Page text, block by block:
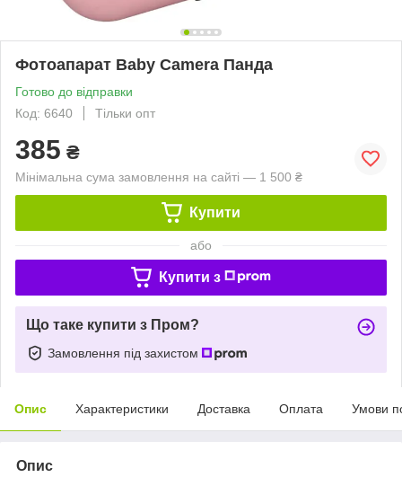
Фотоапарат Baby Camera Панда
Готово до відправки
Код: 6640
Тільки опт
385 ₴
Мінімальна сума замовлення на сайті — 1 500 ₴
Купити
або
Купити з
Що таке купити з Пром?
Замовлення під захистом
Опис Характеристики Доставка Оплата Умови
Опис